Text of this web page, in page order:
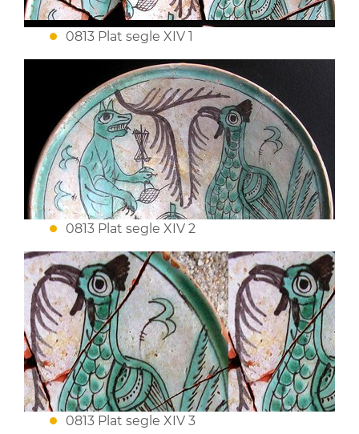
0813 Plat segle XIV 1
0813 Plat segle XIV 2
0813 Plat segle XIV 3